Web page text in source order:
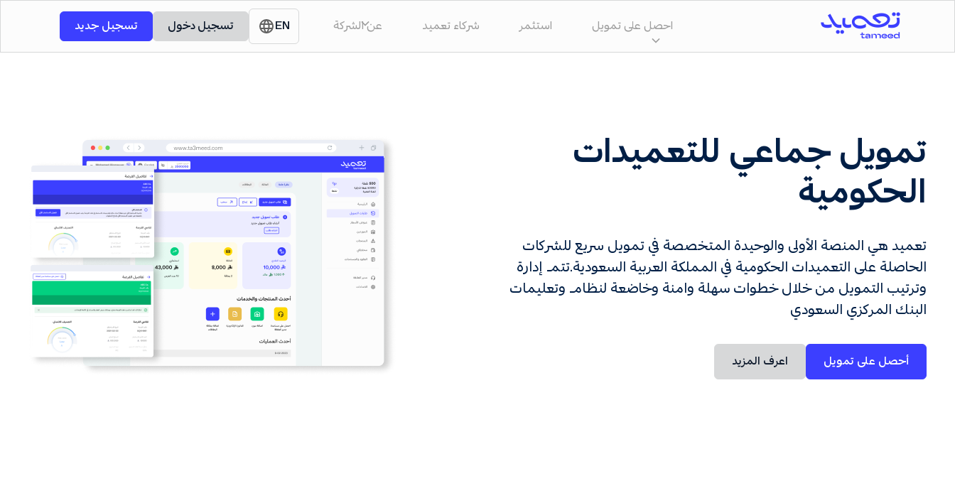
احصل على تمويل استثمر شركاء تعميد عن الشركة EN تسجيل دخول تسجيل جديد
تمويل جماعي للتعميدات
الحكومية
تعميد هي المنصة الأولى والوحيدة المتخصصة في تمويل سريع للشركات
الحاصلة على التعميدات الحكومية في المملكة العربية السعودية.تتم إدارة
وترتيب التمويل من خلال خطوات سهلة وامنة وخاضعة لنظام وتعليمات
البنك المركزي السعودي
أحصل على تمويل اعرف المزيد